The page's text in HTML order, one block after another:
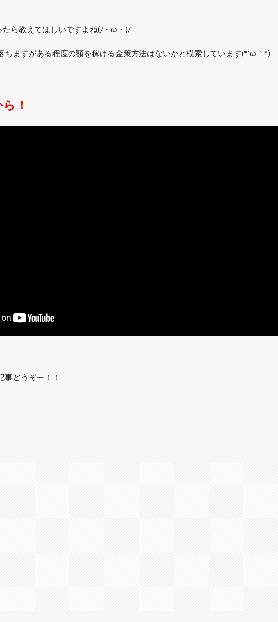
たら教えてほしいですよね(/・ω・)/
ちますがある程度の額を稼げる金策方法はないかと模索しています(*´ω｀*)
！
事どうぞー！！